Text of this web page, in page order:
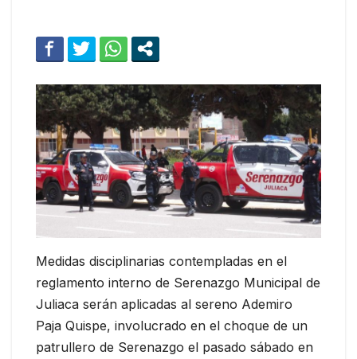
Medidas disciplinarias contempladas en el
reglamento interno de Serenazgo Municipal de
Juliaca serán aplicadas al sereno Ademiro
Paja Quispe, involucrado en el choque de un
patrullero de Serenazgo el pasado sábado en